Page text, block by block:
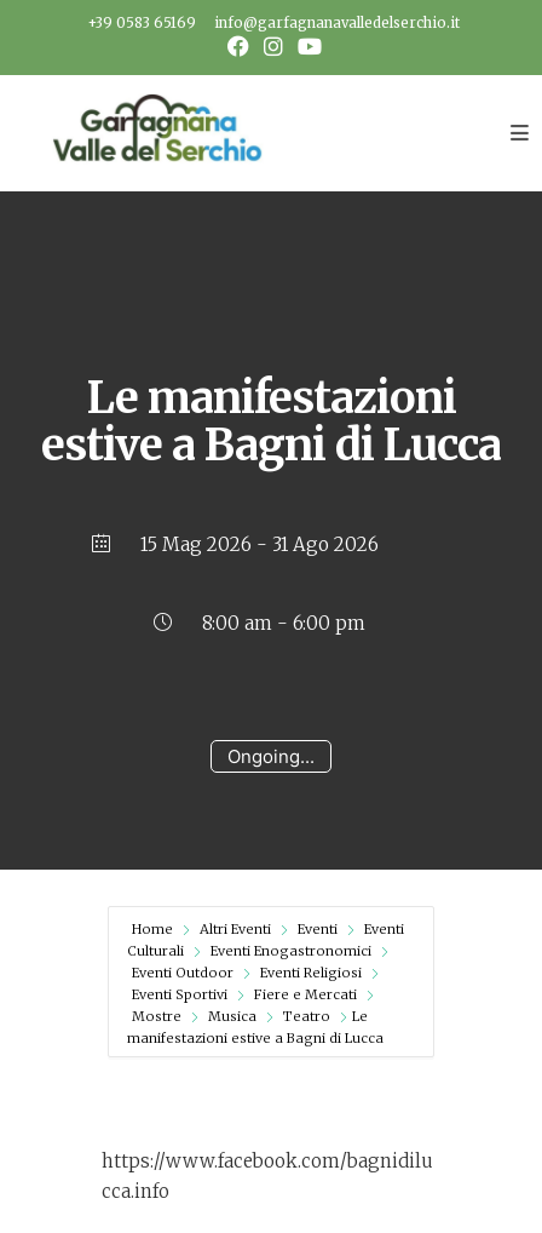
+39 0583 65169 info@garfagnanavalledelserchio.it
Le manifestazioni
estive a Bagni di Lucca
15 Mag 2026 - 31 Ago 2026
Ongoing...
8:00 am - 6:00 pm
Home Altri Eventi Eventi
Eventi
Culturali
Eventi Enogastronomici
Eventi Outdoor
Eventi Religiosi
Eventi Sportivi
Fiere e Mercati
Mostre
Musica Teatro
Le
manifestazioni estive a Bagni di Lucca
https://www.facebook.com/bagnidilu
cca.info